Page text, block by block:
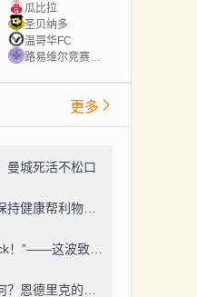
瓜比拉
圣贝纳多
温哥华FC
路易维尔竞赛女足
更多
曼城死活不松口